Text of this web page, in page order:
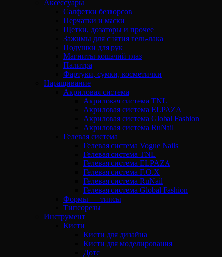
Аксессуары
Салфетки безворсов
Перчатки и маски
Щетки, дозаторы и прочее
Зажимы для снятия гель-лака
Подушки для рук
Магниты кошачий глаз
Палитра
Фартуки, сумки, косметички
Наращивание
Акриловая система
Акриловая система TNL
Акриловая система ELPAZA
Акриловая система Global Fashion
Акриловая система RuNail
Гелевая система
Гелевая система Vogue Nails
Гелевая система TNL
Гелевая система ELPAZA
Гелевая система F.O.X
Гелевая система RuNail
Гелевая система Global Fashion
Формы — типсы
Типсорезы
Инструмент
Кисти
Кисти для дизайна
Кисти для моделирования
Дотс